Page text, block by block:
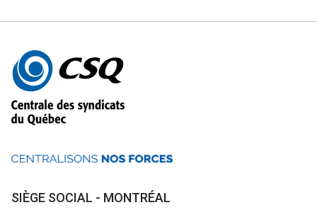
Autres
informations
SIÈGE SOCIAL - MONTRÉAL